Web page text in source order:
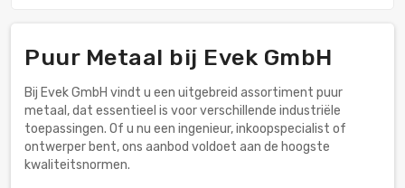
Puur Metaal bij Evek GmbH
Bij Evek GmbH vindt u een uitgebreid assortiment puur
metaal, dat essentieel is voor verschillende industriële
toepassingen. Of u nu een ingenieur, inkoopspecialist of
ontwerper bent, ons aanbod voldoet aan de hoogste
kwaliteitsnormen.